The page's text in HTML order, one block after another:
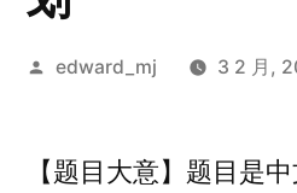
发
edward_mj 3 2 月,
【题目大意】题目是中